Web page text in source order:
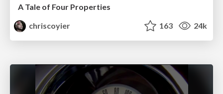
A Tale of Four Properties
chriscoyier
163 24k